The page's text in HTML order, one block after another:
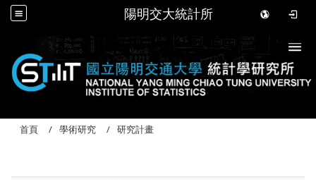
陽明交大統計所
首頁 學術研究 研究計畫